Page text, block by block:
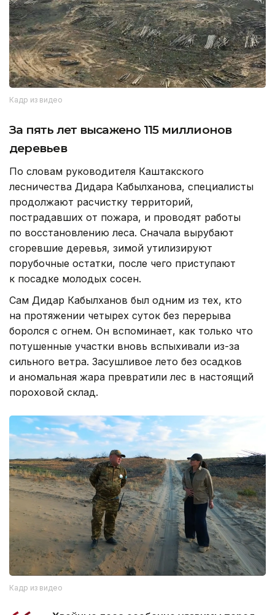
Кадр из видео
За пять лет высажено 115 миллионов
деревьев
По словам руководителя Каштакского
лесничества Дидара Кабылханова, специалисты
продолжают расчистку территорий,
пострадавших от пожара, и проводят работы
по восстановлению леса. Сначала вырубают
сгоревшие деревья, зимой утилизируют
порубочные остатки, после чего приступают
к посадке молодых сосен.
Сам Дидар Кабылханов был одним из тех, кто
на протяжении четырех суток без перерыва
боролся с огнем. Он вспоминает, как только что
потушенные участки вновь вспыхивали из-за
сильного ветра. Засушливое лето без осадков
и аномальная жара превратили лес в настоящий
пороховой склад.
Кадр из видео